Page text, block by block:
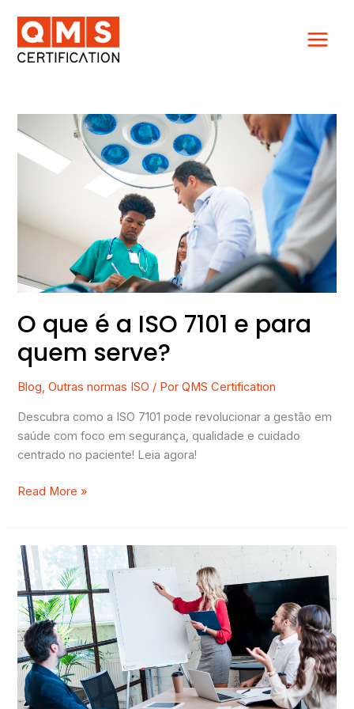
para
conteúdo
O que é a ISO 7101 e para
quem serve?
Blog,Outras normas ISO / PorQMS Certification
Descubra como a ISO 7101 pode revolucionar a gestão em
saúde com foco em segurança, qualidade e cuidado
centrado no paciente! Leia agora!
que
é
7101
quem
serve?
Read More »
Como
o
5W2H
pode
ajudar
o
seu
Sistema
de